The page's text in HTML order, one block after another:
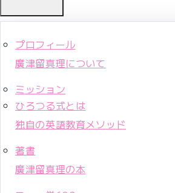
プロフィール
廣津留真理について
ミッション
ひろつる式とは
独自の英語教育メソッド
著書
廣津留真理の本